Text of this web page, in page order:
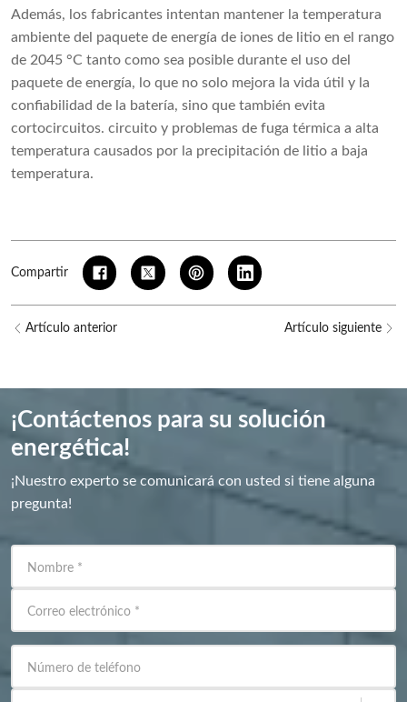
Además, los fabricantes intentan mantener la temperatura
ambiente del paquete de energía de iones de litio en el rango
de 2045 °C tanto como sea posible durante el uso del
paquete de energía, lo que no solo mejora la vida útil y la
confiabilidad de la batería, sino que también evita
cortocircuitos. circuito y problemas de fuga térmica a alta
temperatura causados por la precipitación de litio a baja
temperatura.
Compartir
Artículo anterior Artículo siguiente
¡Contáctenos para su solución
energética!
¡Nuestro experto se comunicará con usted si tiene alguna
pregunta!
Nombre *
Correo electrónico *
Número de teléfono